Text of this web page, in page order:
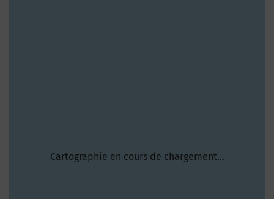
Cartographie en cours de chargement...